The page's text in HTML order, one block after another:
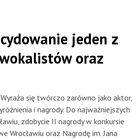
jeden z
oraz
się twórczo zarówno jako aktor,
i nagrody. Do najważniejszych
zdobycie II nagrody w konkursie
Wrocławiu oraz Nagrodę im. Jana